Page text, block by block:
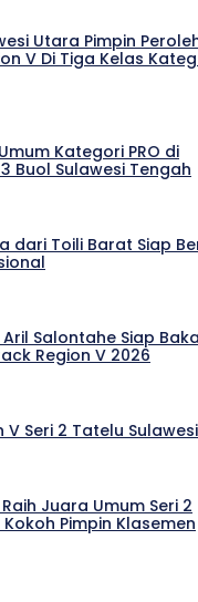
Utara Pimpin
V Di Tiga Kelas
Kategori PRO di
Buol Sulawesi Tengah
dari Toili Barat Siap
Salontahe Siap
Region V 2026
Seri 2 Tatelu
Juara Umum Seri 2
Pimpin Klasemen